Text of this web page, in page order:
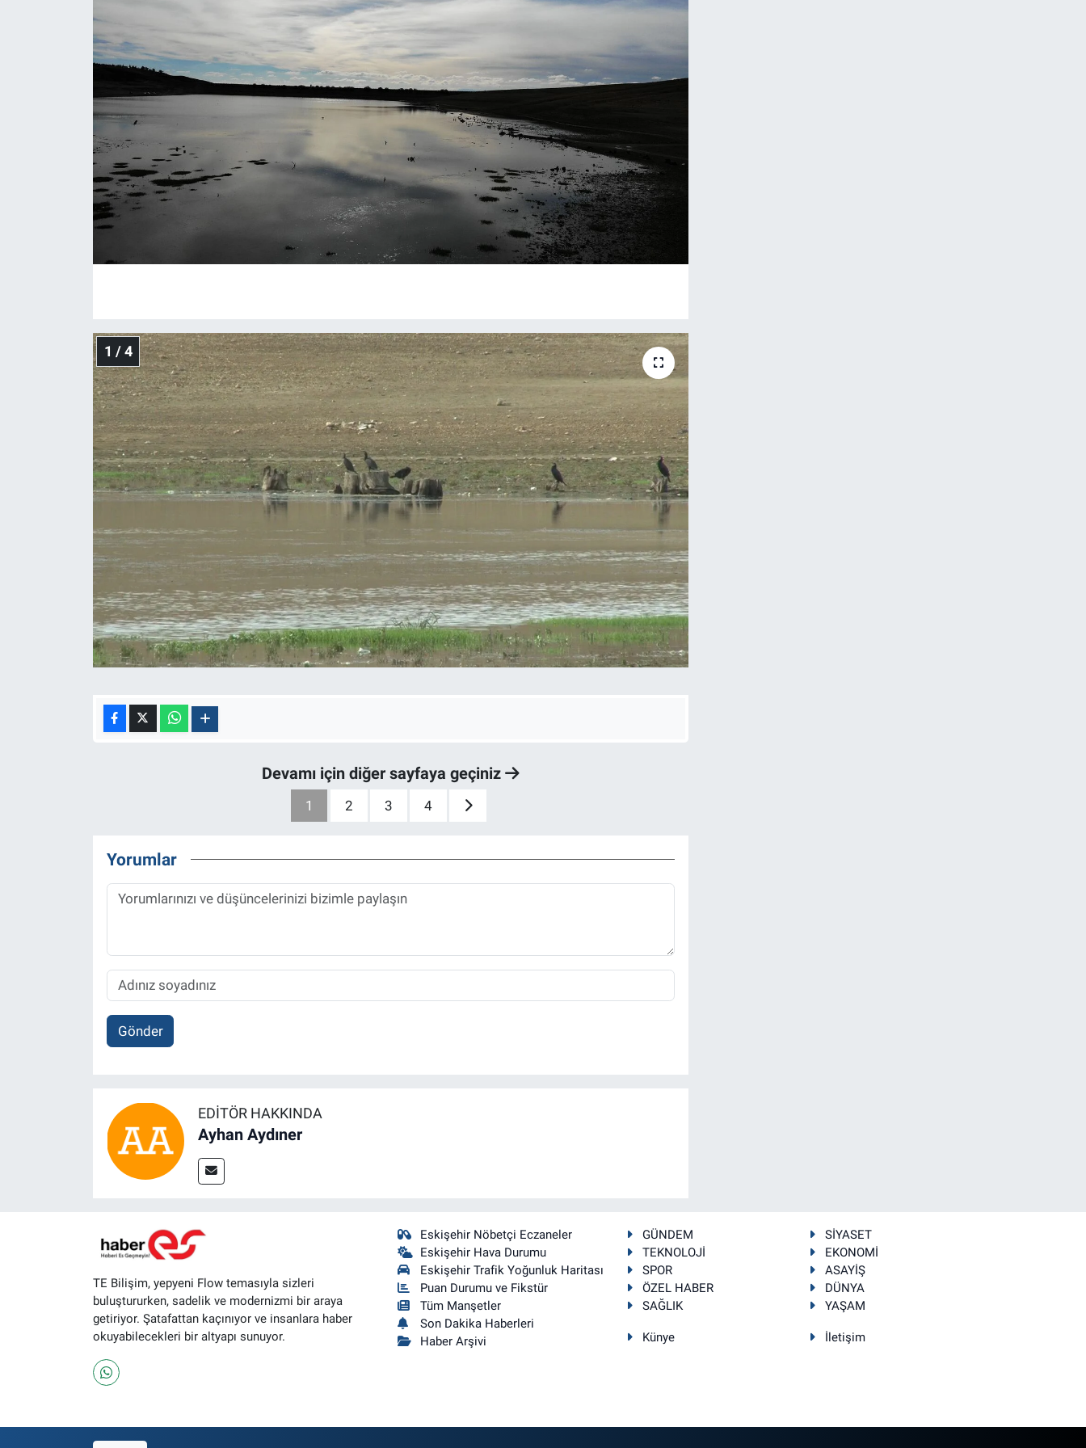
1 / 4
Devamı için diğer sayfaya geçiniz
1 2 3 4
Yorumlar
Gönder
EDITÖR HAKKINDA
Ayhan Aydıner
TE Bilişim, yepyeni Flow temasıyla sizleri
buluştururken, sadelik ve modernizmi bir araya
getiriyor. Şatafattan kaçınıyor ve insanlara haber
okuyabilecekleri bir altyapı sunuyor.
Eskişehir Nöbetçi Eczaneler
Eskişehir Hava Durumu
Eskişehir Trafik Yoğunluk Haritası
Puan Durumu ve Fikstür
Tüm Manşetler
Son Dakika Haberleri
Haber Arşivi
GÜNDEM
SİYASET
TEKNOLOJİ
EKONOMİ
SPOR
ASAYİŞ
ÖZEL HABER
DÜNYA
SAĞLIK
YAŞAM
Künye İletişim